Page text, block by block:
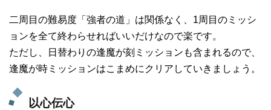
二周目の難易度「強者の道」は関係なく、1周目のミッシ
ョンを全て終わらせればいいだけなので楽です。
ただし、日替わりの逢魔が刻ミッションも含まれるので、
逢魔が時ミッションはこまめにクリアしていきましょう。
以心伝心